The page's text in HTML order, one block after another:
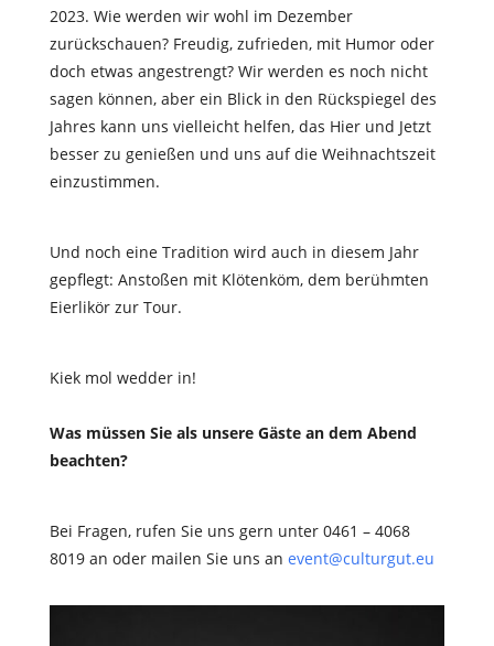
2023. Wie werden wir wohl im Dezember
zurückschauen? Freudig, zufrieden, mit Humor oder
doch etwas angestrengt? Wir werden es noch nicht
sagen können, aber ein Blick in den Rückspiegel des
Jahres kann uns vielleicht helfen, das Hier und Jetzt
besser zu genießen und uns auf die Weihnachtszeit
einzustimmen.
Und noch eine Tradition wird auch in diesem Jahr
gepflegt: Anstoßen mit Klötenköm, dem berühmten
Eierlikör zur Tour.
Kiek mol wedder in!
Was müssen Sie als unsere Gäste an dem Abend
beachten?
Bei Fragen, rufen Sie uns gern unter 0461 – 4068
8019 an oder mailen Sie uns an event@culturgut.eu